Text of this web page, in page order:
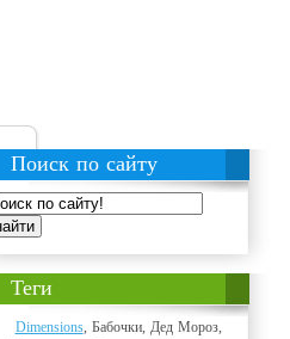
Поиск по сайту
Теги
Dimensions, Бабочки, Дед Мороз,